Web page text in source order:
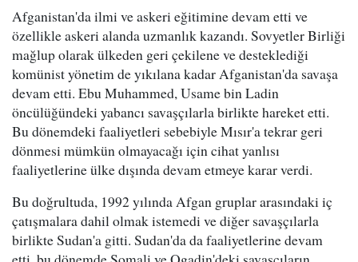
Afganistan'da ilmi ve askeri eğitimine devam etti ve
özellikle askeri alanda uzmanlık kazandı. Sovyetler Birliği
mağlup olarak ülkeden geri çekilene ve desteklediği
komünist yönetim de yıkılana kadar Afganistan'da savaşa
devam etti. Ebu Muhammed, Usame bin Ladin
öncülüğündeki yabancı savaşçılarla birlikte hareket etti.
Bu dönemdeki faaliyetleri sebebiyle Mısır'a tekrar geri
dönmesi mümkün olmayacağı için cihat yanlısı
faaliyetlerine ülke dışında devam etmeye karar verdi.
Bu doğrultuda, 1992 yılında Afgan gruplar arasındaki iç
çatışmalara dahil olmak istemedi ve diğer savaşçılarla
birlikte Sudan'a gitti. Sudan'da da faaliyetlerine devam